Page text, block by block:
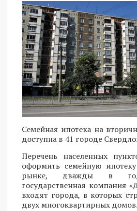
Семейная ипотека на
доступна в 41 городе
Перечень населенных
оформить семейную
рынке, дважды в год
государственная компания
входят города, в которых
двух многоквартирных домов.